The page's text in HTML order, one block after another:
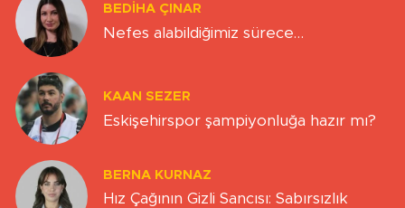
BEDIHA ÇINAR
Nefes alabildiğimiz sürece…
KAAN SEZER
Eskişehirspor şampiyonluğa hazır mı?
BERNA KURNAZ
Hız Çağının Gizli Sancısı: Sabırsızlık